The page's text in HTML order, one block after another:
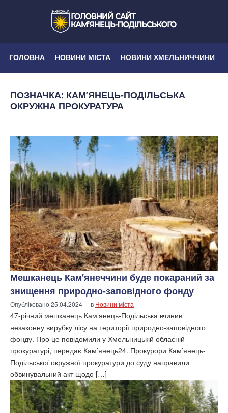
ГОЛОВНА НОВИНИ МІСТА НОВИНИ ХМЕЛЬНИЧЧИНИ
ПОЗНАЧКА: КАМ’ЯНЕЦЬ-ПОДІЛЬСЬКА
ОКРУЖНА ПРОКУРАТУРА
Мешканець Кам’янеччини буде покараний за
знищення природно-заповідного фонду
Опубліковано25.04.2024 в Новини міста
47-річний мешканець Кам’янець-Подільська вчинив
незаконну вирубку лісу на території природно-заповідного
фонду. Про це повідомили у Хмельницькій обласній
прокуратурі, передає Кам’янець24. Прокурори Кам’янець-
Подільської окружної прокуратури до суду направили
обвинувальний акт щодо […]